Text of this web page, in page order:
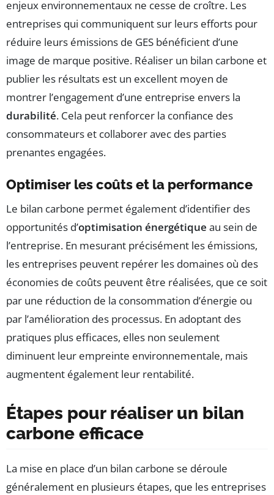
enjeux environnementaux ne cesse de croître. Les
entreprises qui communiquent sur leurs efforts pour
réduire leurs émissions de GES bénéficient d’une
image de marque positive. Réaliser un bilan carbone et
publier les résultats est un excellent moyen de
montrer l’engagement d’une entreprise envers la
durabilité. Cela peut renforcer la confiance des
consommateurs et collaborer avec des parties
prenantes engagées.
Optimiser les coûts et la performance
Le bilan carbone permet également d’identifier des
opportunités d’optimisation énergétique au sein de
l’entreprise. En mesurant précisément les émissions,
les entreprises peuvent repérer les domaines où des
économies de coûts peuvent être réalisées, que ce soit
par une réduction de la consommation d’énergie ou
par l’amélioration des processus. En adoptant des
pratiques plus efficaces, elles non seulement
diminuent leur empreinte environnementale, mais
augmentent également leur rentabilité.
Étapes pour réaliser un bilan
carbone efficace
La mise en place d’un bilan carbone se déroule
généralement en plusieurs étapes, que les entreprises